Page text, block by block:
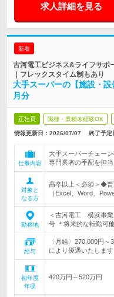
求人詳細を見る
新着
古河電工ビジネス&ライフサポ
｜フレックスタイム制もあり
大手スーパーの【施設・
月分
正社員 職種・業種未経験OK
情報更新日：2026/07/07 終了予定
仕事内容
大手スーパーチェー
専門業者の手配を担
対象と
なる方
高卒以上＜必須＞◆
（Excel、Word、
勤務地
＜古河電工 横浜事業
号 ＊将来的な転勤可
給与
〈月給〉270,000円
により優遇いたしま
初年度
年収
420万円～520万円